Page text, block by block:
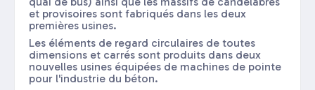
et provisoires sont fabriqués dans les deux
premières usines.
Les éléments de regard circulaires de toutes
dimensions et carrés sont produits dans deux
nouvelles usines équipées de machines de pointe
pour l'industrie du béton.